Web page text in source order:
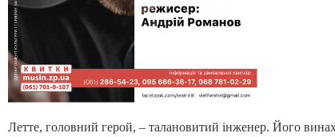
Летте, головний герой, – талановитий інженер. Його